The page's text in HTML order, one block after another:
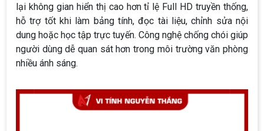
lại không gian hiển thị cao hơn tỉ lệ Full HD truyền thống,
hỗ trợ tốt khi làm bảng tính, đọc tài liệu, chỉnh sửa nội
dung hoặc học tập trực tuyến. Công nghệ chống chói giúp
người dùng dễ quan sát hơn trong môi trường văn phòng
nhiều ánh sáng.